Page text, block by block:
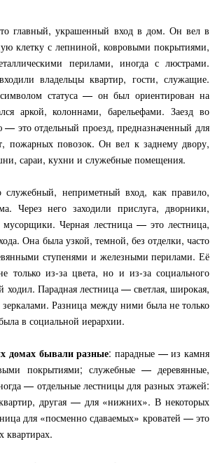
главный, украшенный вход в дом. Он вел в
клетку с лепниной, ковровыми покрытиями,
перилами, иногда с люстрами.
владельцы квартир, гости, служащие.
статуса — он был ориентирован на
аркой, колоннами, барельефами. Заезд во
— это отдельный проезд, предназначенный для
пожарных повозок. Он вел к заднему двору,
сараи, кухни и служебные помещения.
неприметный вход, как правило,
Через него заходили прислуга, дворники,
мусорщики. Черная лестница — это лестница,
Она была узкой, темной, без отделки, часто
ступенями и железными перилами. Её
только из-за цвета, но и из-за социального
ходил. Парадная лестница — светлая, широкая,
Разница между ними была не только
в социальной иерархии.
домах бывали разные: парадные — из камня
покрытиями; служебные — деревянные,
— отдельные лестницы для разных этажей:
другая — для «нижних». В некоторых
для «посменно сдаваемых» кроватей — это
квартирах.